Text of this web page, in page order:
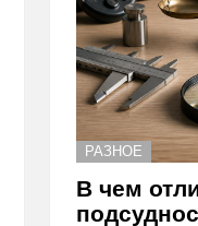
РАЗНОЕ
В чем